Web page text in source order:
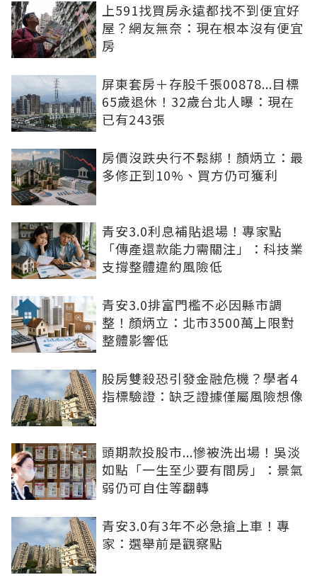
上591找買房永遠都找不到便宜好
屋？網友無奈：現在根本沒有便宜
房
屏東套房＋存股千張00878...目標
65歲退休！32歲台北人曝：現在
已有243張
房價沒跌央行不鬆綁！顏炳立：最
多修正到10%、買方仍可獲利
青安3.0利息補貼退場！專家點
「傳產還款能力需關注」：科技業
支撐整體違約風險低
青安3.0排富門檻不必因縣市調
整！顏炳立：北市3500萬上限對
整體影響低
股房雙殺恐引發金融危機？學者4
指標驗證：缺乏證據僅屬風險想像
頭期款投股市...慘被洗出場！吳淡
如點「一生至少要有間房」：景氣
弱仍可自住等翻轉
青安3.0有3年不必急搶上車！專
家：選舉前是觀察點